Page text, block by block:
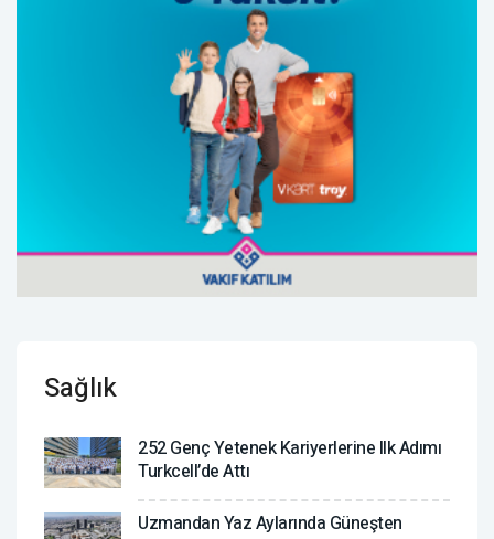
Sağlık
252 Genç Yetenek Kariyerlerine Ilk Adımı
Turkcell’de Attı
Uzmandan Yaz Aylarında Güneşten